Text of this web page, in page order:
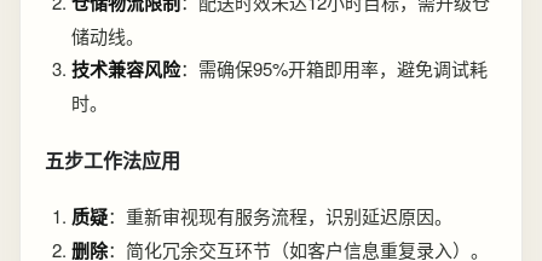
储动线。
技术兼容风险：需确保95%开箱即用率，避免调试耗
时。
五步工作法应用
质疑：重新审视现有服务流程，识别延迟原因。
删除：简化冗余交互环节（如客户信息重复录入）。